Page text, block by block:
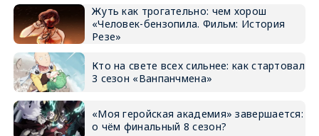
Жуть как трогательно: чем хорош
«Человек-бензопила. Фильм: История
Резе»
Кто на свете всех сильнее: как стартовал
3 сезон «Ванпанчмена»
«Моя геройская академия» завершается:
о чём финальный 8 сезон?